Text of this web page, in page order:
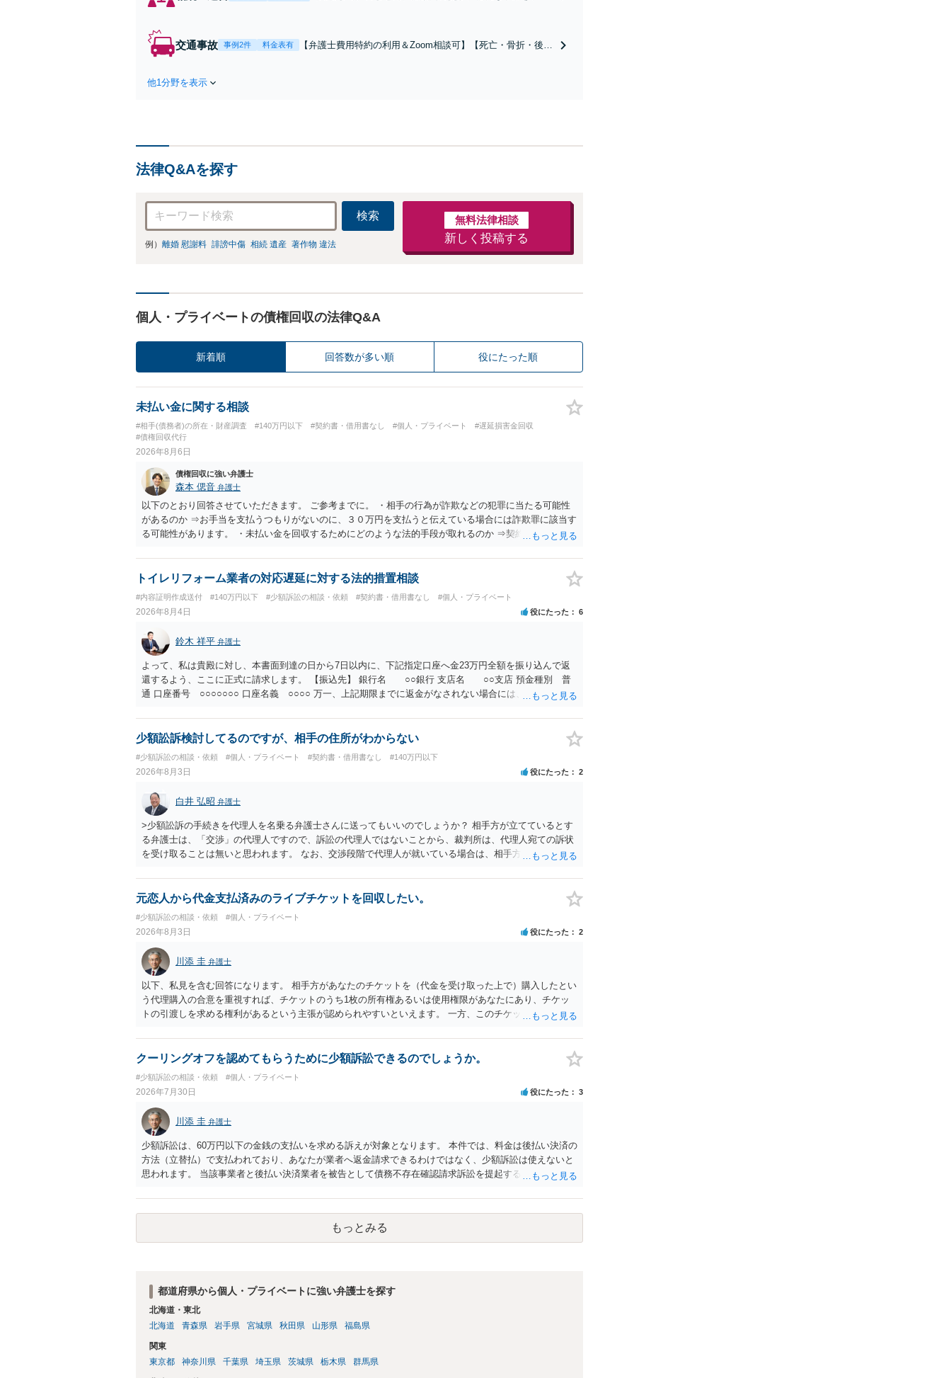
能。【JR千葉駅近く】駐車場あり
交通事故 事例2件 料金表有
【弁護士費用特約の利用＆Zoom相談可】【死亡・骨折・後遺
他1分野を表示
法律Q&Aを探す
検索
例） 離婚 慰謝料 誹謗中傷 相続 遺産 著作物 違法
無料法律相談
新しく投稿する
個人・プライベートの債権回収の法律Q&A
新着順 回答数が多い順 役にたった順
未払い金に関する相談
#相手(債務者)の所在・財産調査 #140万円以下 #契約書・借用書なし #個人・プライベート
#遅延損害金回収
#債権回収代行
2026年8月6日
債権回収に強い弁護士
森本 偲音 弁護士
以下のとおり回答させていただきます。 ご参考までに。 ・相手の行為が詐欺などの犯罪に当たる可能性
があるのか ⇒お手当を支払うつもりがないのに、３０万円を支払うと伝えている場合には詐欺罪に該当す
る可能性があります。 ・未払い金を回収するためにどのような法的手段が取れるのか ⇒契約に基づく履
であるため、公序良俗に反する契約として 民法上無効（民法９０条）となるため、相手方に請求できな
い可能性が高いです。 ・相手の氏名や住所が分からない状態でも対応可能なのか ⇒訴訟等の裁判上の手
トイレリフォーム業者の対応遅延に対する法的措置相談
#内容証明作成送付 #140万円以下 #少額訴訟の相談・依頼 #契約書・借用書なし #個人・プライベート
2026年8月4日 役にたった 6
鈴木 祥平 弁護士
よって、私は貴殿に対し、本書面到達の日から7日以内に、下記指定口座へ金23万円全額を振り込んで返
還するよう、ここに正式に請求します。 【振込先】 銀行名 ○○銀行 支店名 ○○支店 預金種別 普
通 口座番号 ○○○○○○○ 口座名義 ○○○○ 万一、上記期限までに返金がなされない場合には、貴殿には任
を求める民事訴訟、支払督促その他必要な法的手続を直ちに講じます。 その際には、訴訟に要する費用そ
の他法令上認められる金員についても併せて請求する予定ですので、あらかじめ申し添えます。 本件は、
との取引関係や返金時期などの内部事情は、私に対する返還義務の発生や履行時期には何ら影響を及ぼす
ものではありません。 これ以上、本件の解決を不必要に遅延させることなく、誠意をもって速やかに返金
手続を履行されるよう、強く求めます。 以上
少額訟訴検討してるのですが、相手の住所がわからない
#少額訴訟の相談・依頼 #個人・プライベート #契約書・借用書なし #140万円以下
2026年8月3日 役にたった 2
白井 弘昭 弁護士
>少額訟訴の手続きを代理人を名乗る弁護士さんに送ってもいいのでしょうか？ 相手方が立てているとす
る弁護士は、「交渉」の代理人ですので、訴訟の代理人ではないことから、裁判所は、代理人宛ての訴状
を受け取ることは無いと思われます。 なお、交渉段階で代理人が就いている場合は、相手方（被告）の住
合も）、裁判所が当該代理人弁護士に事前連絡し、引き続き訴訟も受任するかを聞いたうえで、受任の意
志が明らかになったところで、直接被告に送達するのではなく、代理人に訴状の受領を促すこともありま
０万円の請求で代理人弁護士に委任するかも疑わしいのですが）も住所は明らかにしないでしょう。 何か
本人を示す事実（振込先などの情報）から、相手の住所等の情報を割り出していくしかないように思えま
す。 以上、ご参考まで。
元恋人から代金支払済みのライブチケットを回収したい。
#少額訴訟の相談・依頼 #個人・プライベート
2026年8月3日 役にたった 2
川添 圭 弁護士
以下、私見を含む回答になります。 相手方があなたのチケットを（代金を受け取った上で）購入したとい
う代理購入の合意を重視すれば、チケットのうち1枚の所有権あるいは使用権限があなたにあり、チケッ
トの引渡しを求める権利があるという主張が認められやすいといえます。 一方、このチケット購入には
ば、交際を終了させたことにより「一緒に行く」という結果の実現に重大な障害が発生しており、当然に
チケットを引き渡すべきといえるかは微妙であり、むしろ返金すべきとするのが当事者の合理的意思に合
場合、交際を解消した2人が当日隣り合わせになることは避けたいという心理が働くことも無理からぬと
ころです。一方、チケットがエリア指定のアリーナ席であれば隣り合わせにならずに済むかもしれません
し、そのチケットが入手困難であったり特別席であったりすれば、判断は変わってくるかもしれません。
当該チケットがチケット転売防止法に規定する特定興行入場券に該当し、券面上使用者が指定されている
場合には、チケット引渡し以外に選択肢がない場合もあるでしょう。 このように、本件の紛争は、法的に
は「当事者の合理的意思」がどこにあるのかを追求した解決が必要になると思われます。なかなか難しい
問題なので、弁護士によっても回答は異なるかもしれません。
クーリングオフを認めてもらうために少額訴訟できるのでしょうか。
#少額訴訟の相談・依頼 #個人・プライベート
2026年7月30日 役にたった 3
川添 圭 弁護士
少額訴訟は、60万円以下の金銭の支払いを求める訴えが対象となります。 本件では、料金は後払い決済の
方法（立替払）で支払われており、あなたが業者へ返金請求できるわけではなく、少額訴訟は使えないと
思われます。 当該事業者と後払い決済業者を被告として債務不存在確認請求訴訟を提起することも考えら
書を送り、もし訴訟や支払督促を行ってきた場合には全面的に争う、というやり方がベターではないかと
思います。弁護士会の相談センター等で、消費者問題に強い弁護士（消費者保護委員会に所属しているな
もっとみる
都道府県から個人・プライベートに強い弁護士を探す
北海道・東北
北海道
青森県 岩手県 宮城県 秋田県 山形県 福島県
関東
東京都
神奈川県 千葉県 埼玉県 茨城県 栃木県 群馬県